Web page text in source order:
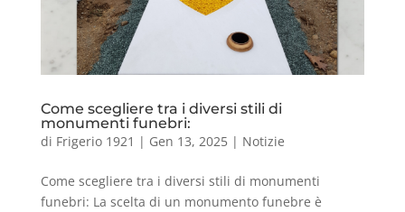
Come scegliere tra i diversi stili di
monumenti funebri:
di Frigerio 1921 | Gen 13, 2025| Notizie
Come scegliere tra i diversi stili di monumenti
funebri: La scelta di un monumento funebre è